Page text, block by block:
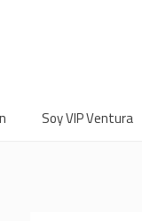
Soy VIP Ventura